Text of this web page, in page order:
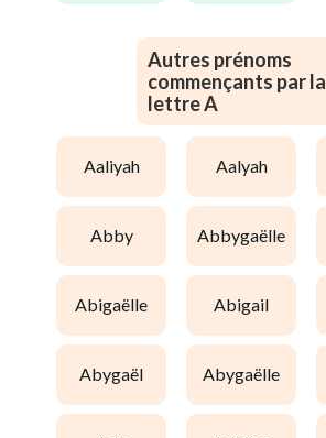
Autres prénoms
commençants par la
lettre A
aaliyah aalyah
abby abbygaëlle
abigaëlle abigail
abygaël abygaëlle